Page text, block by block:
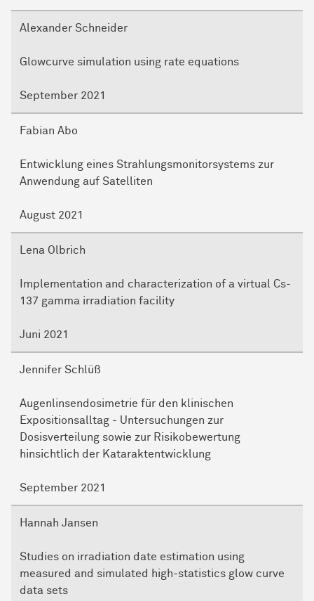
Alexander Schneider
Glowcurve simulation using rate equations
September 2021
Fabian Abo
Entwicklung eines Strahlungsmonitorsystems zur
Anwendung auf Satelliten
August 2021
Lena Olbrich
Implementation and characterization of a virtual Cs-
137 gamma irradiation facility
Juni 2021
Jennifer Schlüß
Augenlinsendosimetrie für den klinischen
Expositionsalltag - Untersuchungen zur
Dosisverteilung sowie zur Risikobewertung
hinsichtlich der Kataraktentwicklung
September 2021
Hannah Jansen
Studies on irradiation date estimation using
measured and simulated high-statistics glow curve
data sets